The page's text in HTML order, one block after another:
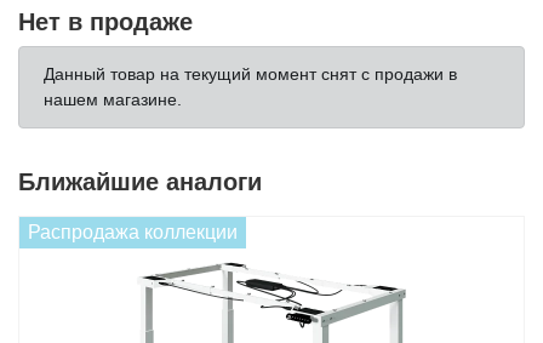
Нет в продаже
Данный товар на текущий момент снят с продажи в
нашем магазине.
Ближайшие аналоги
Распродажа коллекции